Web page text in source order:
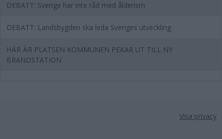
DEBATT: Sverige har inte råd med ålderism
DEBATT: Landsbygden ska leda Sveriges utveckling
HÄR ÄR PLATSEN KOMMUNEN PEKAR UT TILL NY
BRANDSTATION
Visa privacy